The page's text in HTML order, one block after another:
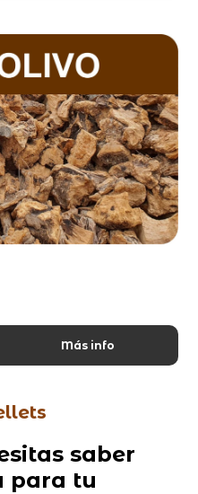
Más info
saber
para tu